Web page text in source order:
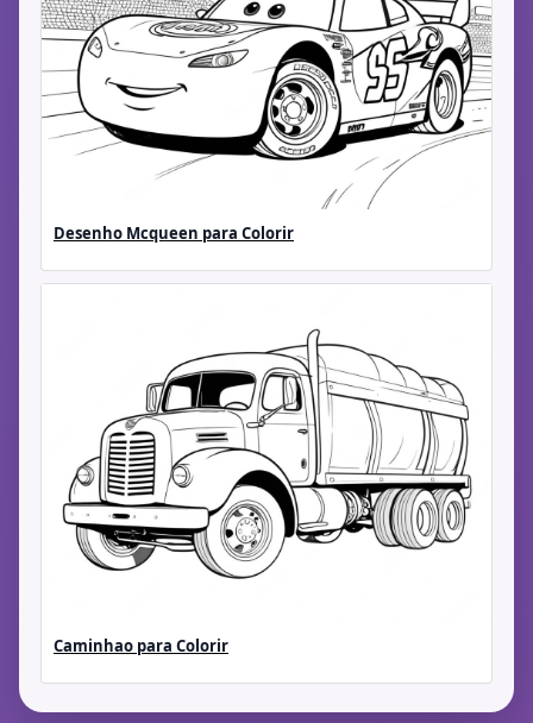
Desenho Mcqueen para Colorir
Caminhao para Colorir